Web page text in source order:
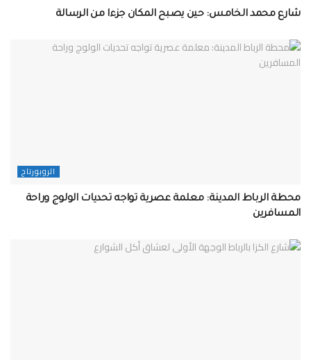
شارع محمد الخامس: حين يصبح المكان جزءا من الرسالة
الروبورتاج
محطة الرباط المدينة: معلمة عصرية تواجه تحديات الولوج وراحة
المسافرين